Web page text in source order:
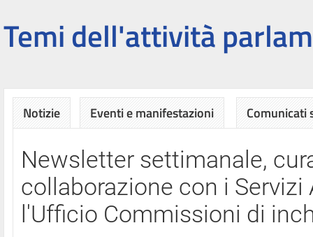
Temi dell'attività
Notizie Eventi e manifestazioni Comunicati
Newsletter settimanale,
collaborazione con i
l'Ufficio Commissioni di